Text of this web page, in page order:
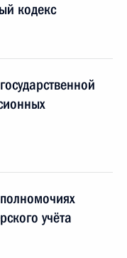
кодекс
учёта